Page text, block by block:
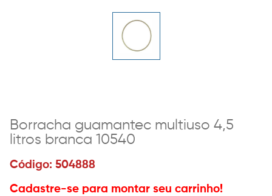
Borracha guamantec multiuso 4,5
litros branca 10540
Código: 504888
Cadastre-se para montar seu carrinho!